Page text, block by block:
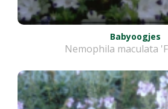
Babyoogjes
Nemophila maculata